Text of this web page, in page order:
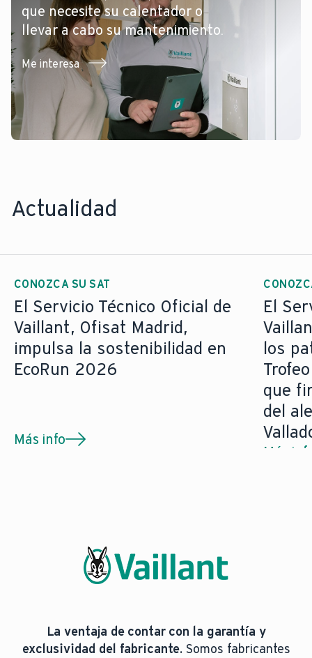
que necesite su calentador o
llevar a cabo su mantenimiento.
Me interesa
Actualidad
CONOZCA SU SAT
El Servicio Técnico Oficial de
Vaillant, Ofisat Madrid,
impulsa la sostenibilidad en
EcoRun 2026
Más info
El
los
que
del
Más
La ventaja de contar con la garantía y
exclusividad del fabricante.Somos fabricantes